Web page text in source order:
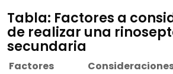
Tabla: Factores a
de realizar una
secundaria
Factores